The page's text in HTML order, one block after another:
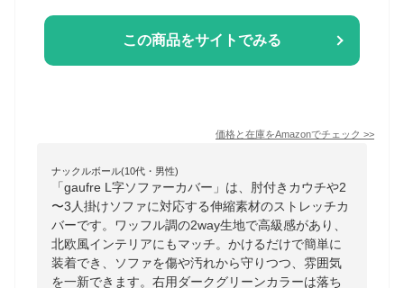
この商品をサイトでみる
価格と在庫をAmazonでチェック >>
ナックルボール(10代・男性)
「gaufre L字ソファーカバー」は、肘付きカウチや2
〜3人掛けソファに対応する伸縮素材のストレッチカ
バーです。ワッフル調の2way生地で高級感があり、
北欧風インテリアにもマッチ。かけるだけで簡単に
装着でき、ソファを傷や汚れから守りつつ、雰囲気
を一新できます。右用ダークグリーンカラーは落ち